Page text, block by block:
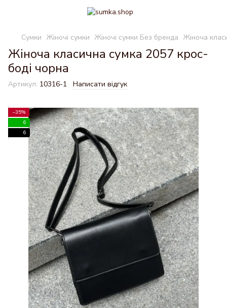
Сумки Жіночі сумки Жіночі сумки Без бренда Жіноча
Жіноча класична сумка 2057 крос-
боді чорна
Артикул: 10316-1 Написати відгук
−35%
6
6